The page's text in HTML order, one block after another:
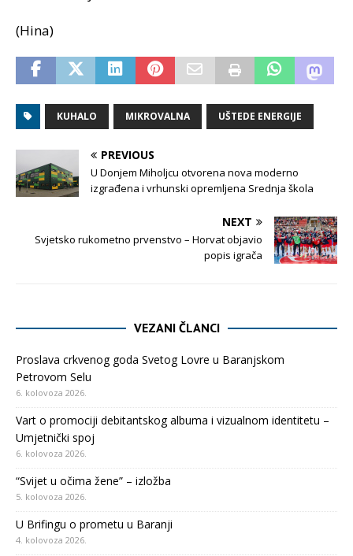
(Hina)
KUHALO MIKROVALNA UŠTEDE ENERGIJE
PREVIOUS
U Donjem Miholjcu otvorena nova moderno
izgrađena i vrhunski opremljena Srednja škola
NEXT
Svjetsko rukometno prvenstvo – Horvat objavio
popis igrača
VEZANI ČLANCI
Proslava crkvenog goda Svetog Lovre u Baranjskom
Petrovom Selu
6. kolovoza 2026.
Vart o promociji debitantskog albuma i vizualnom identitetu –
Umjetnički spoj
6. kolovoza 2026.
“Svijet u očima žene” – izložba
5. kolovoza 2026.
U Brifingu o prometu u Baranji
4. kolovoza 2026.